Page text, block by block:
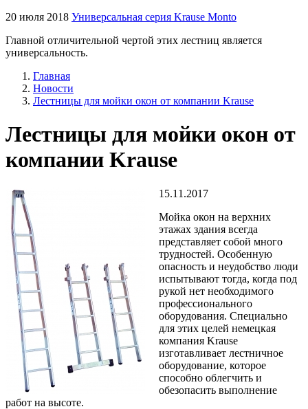
20 июля 2018 Универсальная серия Krause Monto
Главной отличительной чертой этих лестниц является
универсальность.
Главная
Новости
Лестницы для мойки окон от компании Krause
Лестницы для мойки окон от
компании Krause
15.11.2017
Мойка окон на верхних
этажах здания всегда
представляет собой много
трудностей. Особенную
опасность и неудобство люди
испытывают тогда, когда под
рукой нет необходимого
профессионального
оборудования. Специально
для этих целей немецкая
компания Krause
изготавливает лестничное
оборудование, которое
способно облегчить и
обезопасить выполнение
работ на высоте.